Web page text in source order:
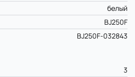
белый
BJ250F
BJ250F-032843
3